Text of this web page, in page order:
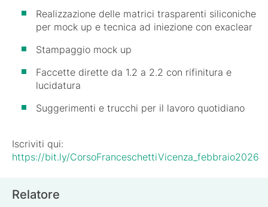
Realizzazione delle matrici trasparenti siliconiche
per mock up e tecnica ad iniezione con exaclear
Stampaggio mock up
Faccette dirette da 1.2 a 2.2 con rifinitura e
lucidatura
Suggerimenti e trucchi per il lavoro quotidiano
Iscriviti qui:
https://bit.ly/CorsoFranceschettiVicenza_febbraio2026
Relatore